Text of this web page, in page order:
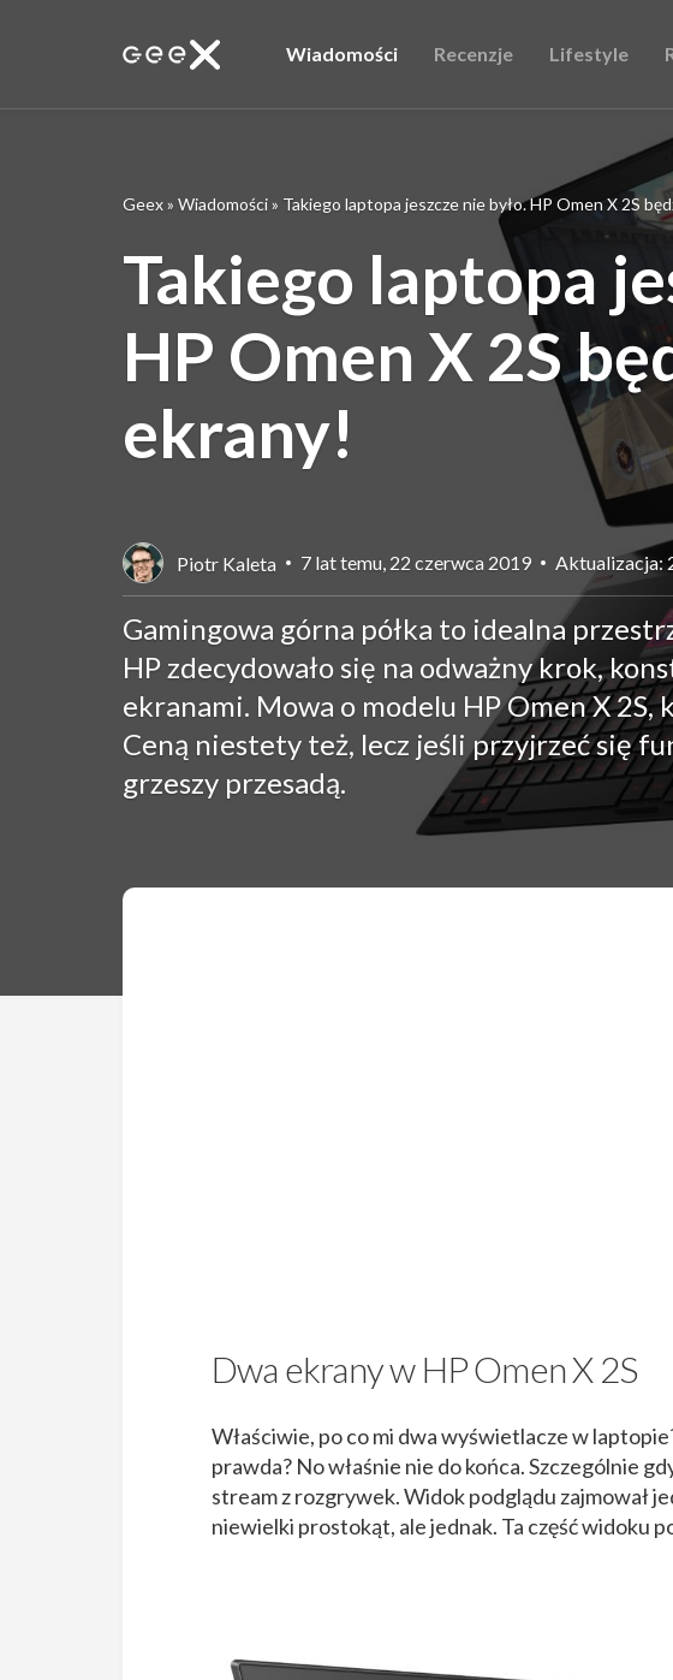
Wiadomości Recenzje Lifestyle
Geex» Wiadomości» Takiego laptopa jeszcze nie było. HP Omen X 2S
Takiego laptopa
HP Omen X 2S
ekrany!
Piotr Kaleta 7 lat temu, 22 czerwca 2019 Aktualizacja:
Gamingowa górna półka to idealna
HP zdecydowało się na odważny krok,
ekranami. Mowa o modelu HP Omen X
Ceną niestety też, lecz jeśli przyjrzeć się
grzeszy przesadą.
Dwa ekrany w HP Omen X 2S
Właściwie, po co mi dwa wyświetlacze w
prawda? No właśnie nie do końca. Szczególnie
stream z rozgrywek. Widok podglądu zajmował
niewielki prostokąt, ale jednak. Ta część widoku